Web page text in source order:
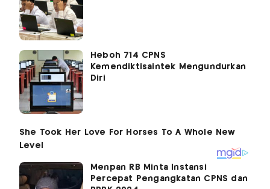
Heboh 714 CPNS
Kemendiktisaintek Mengundurkan
Diri
Menpan RB Minta Instansi
Percepat Pengangkatan CPNS dan